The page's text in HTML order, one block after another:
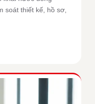
soát thiết kế, hồ sơ,